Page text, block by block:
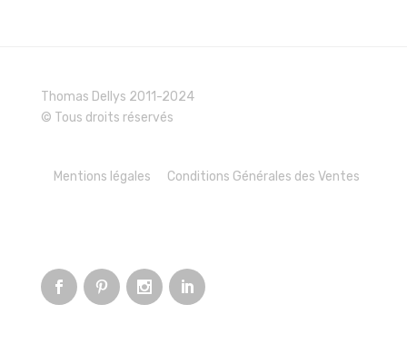
Thomas Dellys 2011-2024
© Tous droits réservés
Mentions légales Conditions Générales des Ventes